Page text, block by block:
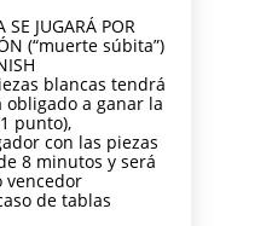
SE JUGARÁ POR
(“muerte súbita”)
blancas tendrá
obligado a ganar la
punto),
con las piezas
8 minutos y será
vencedor
de tablas